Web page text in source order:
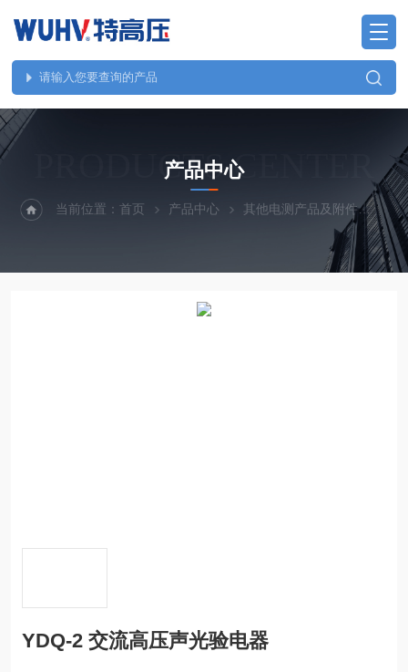
PRODUCTS CENTER
产品中心
当前位置：首页 产品中心 其他电测产品及附件
YDQ-2 交流高压声光验电器